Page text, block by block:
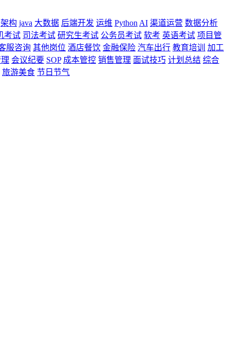
架构 java 大数据 后端开发 运维 Python AI 渠道运营 数据分析
考试 司法考试 研究生考试 公务员考试 软考 英语考试 项目管
服咨询 其他岗位 酒店餐饮 金融保险 汽车出行 教育培训
加工
会议纪要 SOP 成本管控 销售管理 面试技巧 计划总结 综合
旅游美食 节日节气